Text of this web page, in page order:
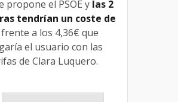
propone el PSOE y las 2
tendrían un coste de
frente a los 4,36€ que
el usuario con las
de Clara Luquero.